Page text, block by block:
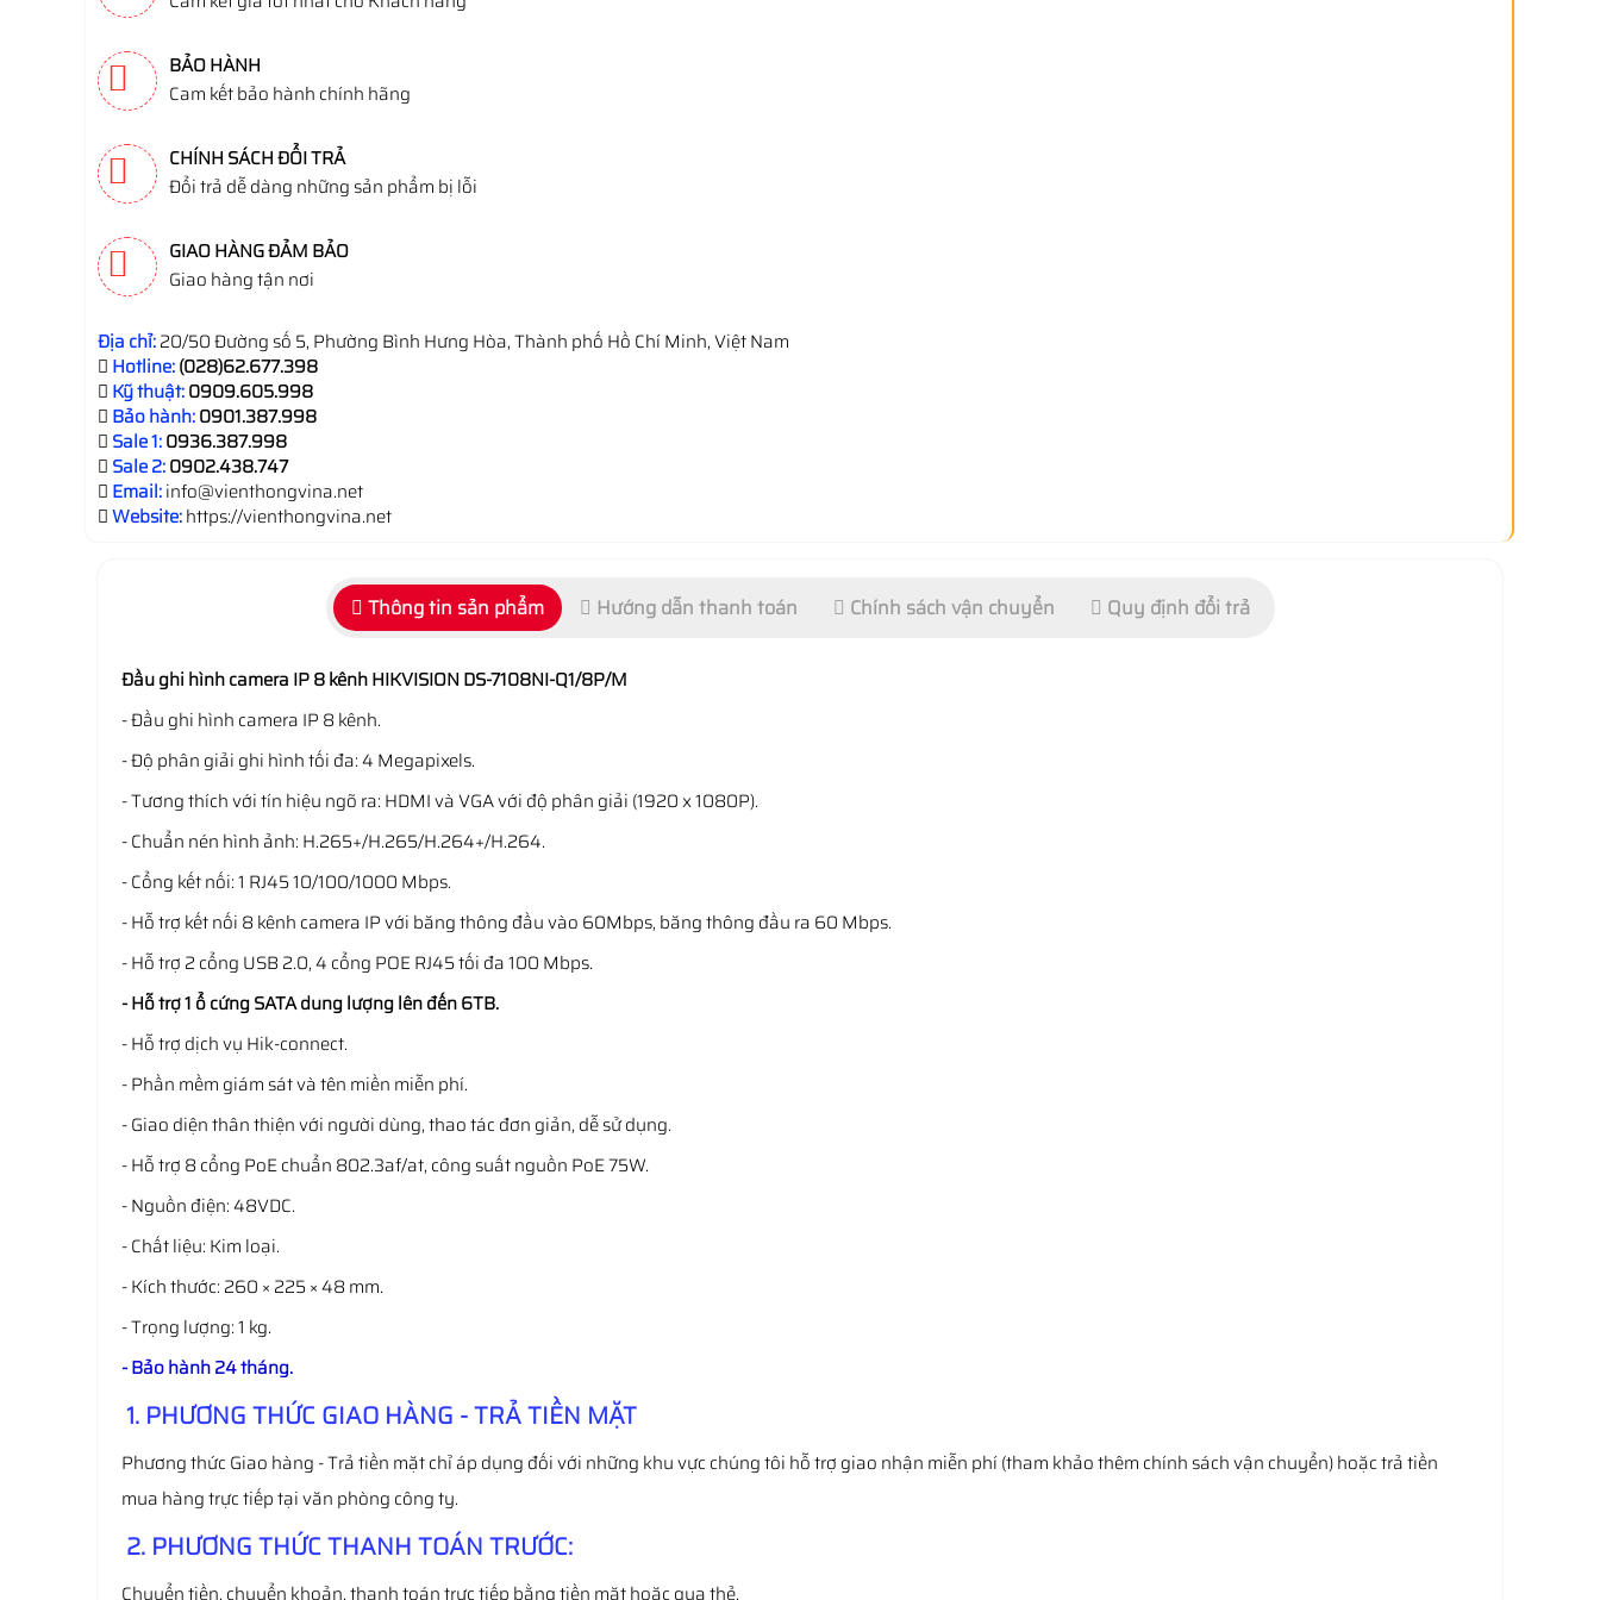
BẢO HÀNH
Cam kết bảo hành chính hãng
CHÍNH SÁCH ĐỔI TRẢ
Đổi trả dễ dàng những sản phẩm bị lỗi
GIAO HÀNG ĐẢM BẢO
Giao hàng tận nơi
Địa chỉ:20/50 Đường số 5, Phường Bình Hưng Hòa, Thành phố Hồ Chí Minh, Việt Nam
Hotline:(028)62.677.398
Kỹ thuật:0909.605.998
Bảo hành:0901.387.998
Sale 1:0936.387.998
Sale 2:0902.438.747
Email:info@vienthongvina.net
Website:https://vienthongvina.net
Thông tin sản phẩm Hướng dẫn thanh toán Chính sách vận chuyển Quy định đổi trả
Đầu ghi hình camera IP 8 kênh HIKVISION DS-7108NI-Q1/8P/M
- Đầu ghi hình camera IP 8 kênh.
- Độ phân giải ghi hình tối đa: 4 Megapixels.
- Tương thích với tín hiệu ngõ ra: HDMI và VGA với độ phân giải (1920 x 1080P).
- Chuẩn nén hình ảnh: H.265+/H.265/H.264+/H.264.
- Cổng kết nối: 1 RJ45 10/100/1000 Mbps.
- Hỗ trợ kết nối 8 kênh camera IP với băng thông đầu vào 60Mbps, băng thông đầu ra 60 Mbps.
- Hỗ trợ 2 cổng USB 2.0, 4 cổng POE RJ45 tối đa 100 Mbps.
- Hỗ trợ 1 ổ cứng SATA dung lượng lên đến 6TB.
- Hỗ trợ dịch vụ Hik-connect.
- Phần mềm giám sát và tên miền miễn phí.
- Giao diện thân thiện với người dùng, thao tác đơn giản, dễ sử dụng.
- Hỗ trợ 8 cổng PoE chuẩn 802.3af/at, công suất nguồn PoE 75W.
- Nguồn điện: 48VDC.
- Chất liệu: Kim loại.
- Kích thước: 260 × 225 × 48 mm.
- Trọng lượng: 1 kg.
- Bảo hành 24 tháng.
1. PHƯƠNG THỨC GIAO HÀNG - TRẢ TIỀN MẶT
Phương thức Giao hàng - Trả tiền mặt chỉ áp dụng đối với những khu vực chúng tôi hỗ trợ giao nhận miễn phí (tham khảo thêm chính sách vận chuyển) hoặc trả tiền
mua hàng trực tiếp tại văn phòng công ty.
2. PHƯƠNG THỨC THANH TOÁN TRƯỚC:
Chuyển tiền, chuyển khoản, thanh toán trực tiếp bằng tiền mặt hoặc qua thẻ.